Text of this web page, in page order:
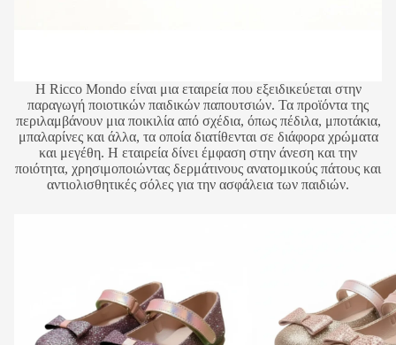
Η Ricco Mondo είναι μια εταιρεία που εξειδικεύεται στην
παραγωγή ποιοτικών παιδικών παπουτσιών. Τα προϊόντα της
περιλαμβάνουν μια ποικιλία από σχέδια, όπως πέδιλα, μποτάκια,
μπαλαρίνες και άλλα, τα οποία διατίθενται σε διάφορα χρώματα
και μεγέθη. Η εταιρεία δίνει έμφαση στην άνεση και την
ποιότητα, χρησιμοποιώντας δερμάτινους ανατομικούς πάτους και
αντιολισθητικές σόλες για την ασφάλεια των παιδιών.